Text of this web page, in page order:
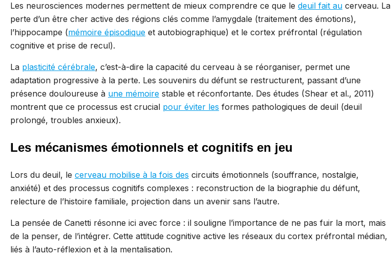
Les neurosciences modernes permettent de mieux comprendre ce que le deuil fait au cerveau. La
perte d’un être cher active des régions clés comme l’amygdale (traitement des émotions),
l’hippocampe (mémoire épisodique et autobiographique) et le cortex préfrontal (régulation
cognitive et prise de recul).
La plasticité cérébrale, c’est-à-dire la capacité du cerveau à se réorganiser, permet une
adaptation progressive à la perte. Les souvenirs du défunt se restructurent, passant d’une
présence douloureuse à une mémoire stable et réconfortante. Des études (Shear et al., 2011)
montrent que ce processus est crucial pour éviter les formes pathologiques de deuil (deuil
prolongé, troubles anxieux).
Les mécanismes émotionnels et cognitifs en jeu
Lors du deuil, le cerveau mobilise à la fois des circuits émotionnels (souffrance, nostalgie,
anxiété) et des processus cognitifs complexes : reconstruction de la biographie du défunt,
relecture de l’histoire familiale, projection dans un avenir sans l’autre.
La pensée de Canetti résonne ici avec force : il souligne l’importance de ne pas fuir la mort, mais
de la penser, de l’intégrer. Cette attitude cognitive active les réseaux du cortex préfrontal médian,
liés à l’auto-réflexion et à la mentalisation.